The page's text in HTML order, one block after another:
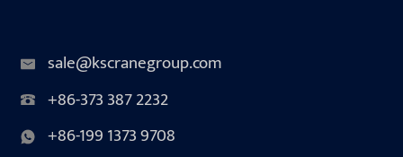
sale@kscranegroup.com
+86-373 387 2232
+86-199 1373 9708